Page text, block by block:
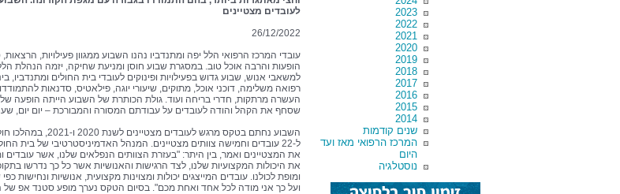
2023
2022
2021
2020
2019
2018
2017
2016
2015
2014
שנים קודמות
המרכז הרפואי מאז ועד
היום
נוסטלגיה
לעובדים מצטיינים
26/12/2022
עובדי המרכז הרפואי הלל יפה ומתנדביו נהנו השבוע ממגוון פעילויות, הרצאות,
הופעות והרבה אוכל טוב. במסגרת שבוע חוסן ומניעת שחיקה, יזמה הנהלת
למשאבי אנוש, שבוע גדוש בפעילויות ופינוקים לעובדי בית החולים ומתנדביו,
רפואה משלימה, דוכני אוכל, מתוקים, שיעורי יוגה, פילאטיס, סדנאות
העשרה מרתקות, חדרי בריחה ועוד. גולת הכותרת של השבוע הייתה הופעה של
שסחף את הקהל והודה לעובדים על עבודתם המסורה והמבורכת – יום יום,
השבוע נחתם בטקס מרגש
ל-22 עובדים וחמישה צוותים מצטיינים. המנהל האדמיניסטרטיבי של בית
את המצטיינים ואמר, בין היתר: "בעזרת הצוותים הנפלאים שלנו, אשר עובדים
את היכולות המקצועיות שלנו, לצד הרגישות והאנושיות אשר כל כך נדרשו
ומופת לכולנו. עובדים המייצגים יכולות ומצוינות מקצועית, אנושיות ונחישות
ועל כך אני מודה לכל אחד ואחת מכם". בסיום הטקס נערך מופע סטנד אפ של